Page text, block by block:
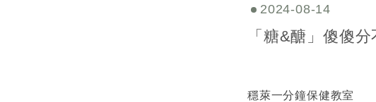
2024-08-14
「糖&醣」傻傻
穩萊一分鐘保健教室